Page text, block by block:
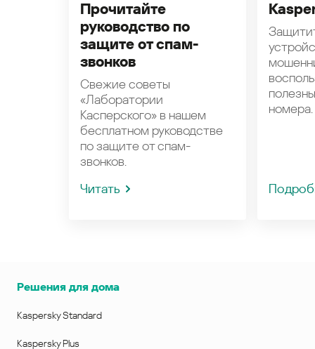
Прочитайте
руководство по
защите от спам-
звонков
Свежие советы
«Лаборатории
Касперского» в нашем
бесплатном руководстве
по защите от спам-
звонков.
Читать
номера.
Решения для дома
Kaspersky Standard
Kaspersky Plus